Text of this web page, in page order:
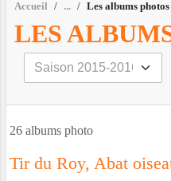
Accueil Les albums photos
LES
26 albums photo
Tir du Roy, Abat